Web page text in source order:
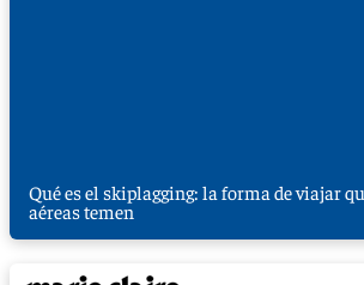
Qué es el skiplagging: la forma de viajar
aéreas temen